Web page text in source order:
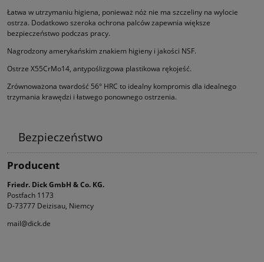
Łatwa w utrzymaniu higiena, ponieważ nóż nie ma szczeliny na wylocie
ostrza. Dodatkowo szeroka ochrona palców zapewnia większe
bezpieczeństwo podczas pracy.
Nagrodzony amerykańskim znakiem higieny i jakości NSF.
Ostrze X55CrMo14, antypoślizgowa plastikowa rękojeść.
Zrównoważona twardość 56° HRC to idealny kompromis dla idealnego
trzymania krawędzi i łatwego ponownego ostrzenia.
Bezpieczeństwo
Producent
Friedr. Dick GmbH & Co. KG.
Postfach 1173
D-73777 Deizisau, Niemcy
mail@dick.de